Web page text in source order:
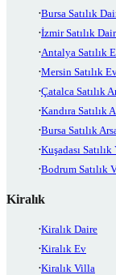
Bursa Satılık
İzmir Satılık
Antalya Satılık
Mersin Satılık
Çatalca Satılık
Kandıra Satılık
Bursa Satılık
Kuşadası Satılık
Bodrum Satılık
Kiralık
Kiralık Daire
Kiralık Ev
Kiralık Villa